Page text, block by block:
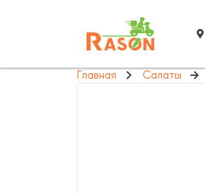
Главная Салаты